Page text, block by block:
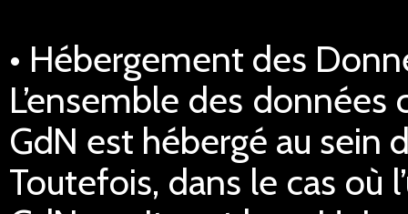
• Hébergement des
L’ensemble des
GdN est hébergé au sein
Toutefois, dans le cas où